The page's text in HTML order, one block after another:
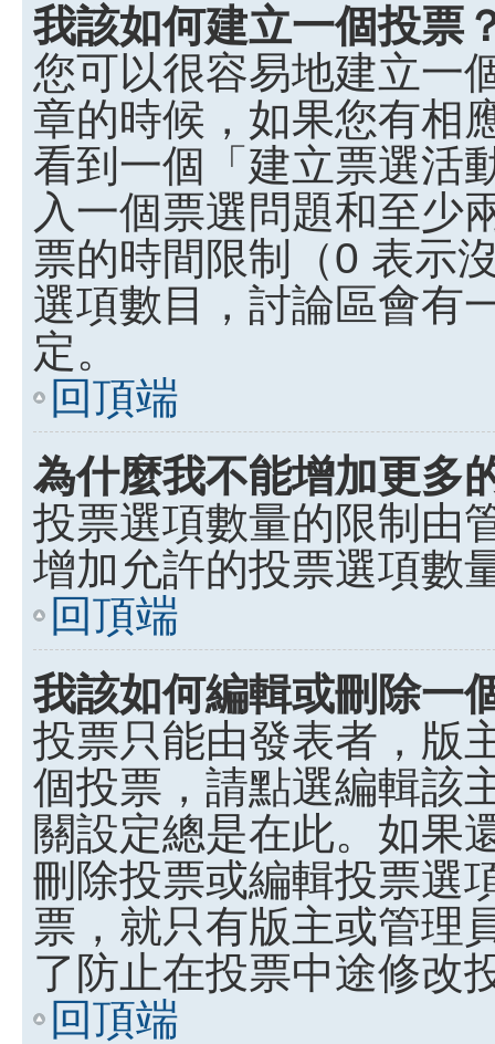
我該如何建立一個投票
您可以很容易地建立一
章的時候，如果您有相
看到一個「建立票選活
入一個票選問題和至少
票的時間限制（0 表示
選項數目，討論區會有
定。
回頂端
為什麼我不能增加更多
投票選項數量的限制由
增加允許的投票選項數
回頂端
我該如何編輯或刪除一
投票只能由發表者，版
個投票，請點選編輯該
關設定總是在此。如果
刪除投票或編輯投票選
票，就只有版主或管理
了防止在投票中途修改
回頂端